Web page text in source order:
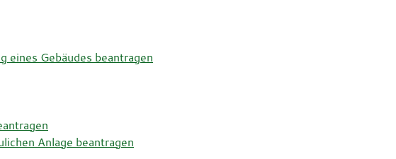
eines Gebäudes beantragen
Anlage beantragen